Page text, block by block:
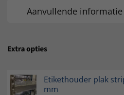
Aanvullende informatie
Extra opties
Etikethouder plak
mm